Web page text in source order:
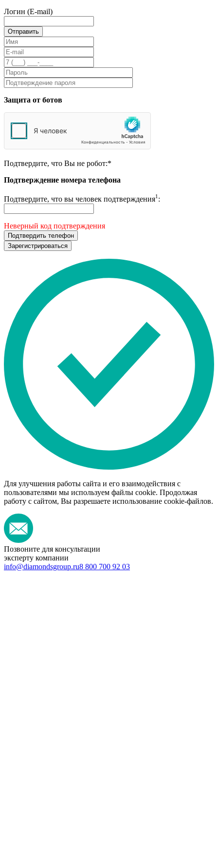
Логин (E-mail)
Защита от ботов
Подтвердите, что Вы не робот:*
Подтверждение номера телефона
Подтвердите, что вы человек подтверждения1 :
Неверный код подтверждения
Подтвердить телефон
Зарегистрироваться
Для улучшения работы сайта и его взаимодействия с
пользователями мы используем файлы cookie. Продолжая
работу с сайтом, Вы разрешаете использование cookie-файлов.
Позвоните для консультации
эксперту компании
info@diamondsgroup.ru8 800 700 92 03